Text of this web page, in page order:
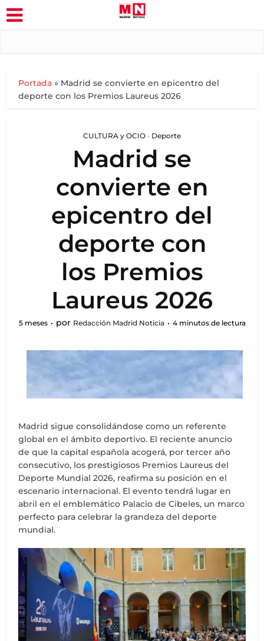
Portada » Madrid se convierte en epicentro del
deporte con los Premios Laureus 2026
CULTURA y OCIO • Deporte
Madrid se
convierte en
epicentro del
deporte con
los Premios
Laureus 2026
5 meses por Redacción Madrid Noticia 4 minutos de lectura
Madrid sigue consolidándose como un referente
global en el ámbito deportivo. El reciente anuncio
de que la capital española acogerá, por tercer año
consecutivo, los prestigiosos Premios Laureus del
Deporte Mundial 2026, reafirma su posición en el
escenario internacional. El evento tendrá lugar en
abril en el emblemático Palacio de Cibeles, un marco
perfecto para celebrar la grandeza del deporte
mundial.